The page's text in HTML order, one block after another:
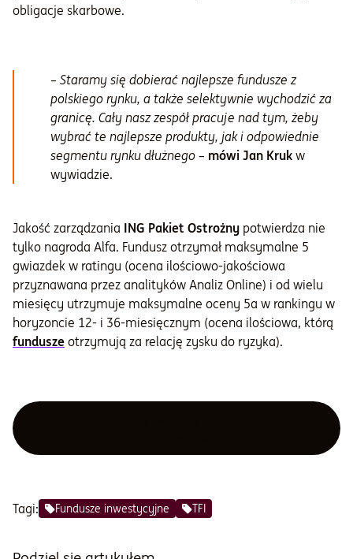
obligacje skarbowe.
– Staramy się dobierać najlepsze fundusze z
polskiego rynku, a także selektywnie wychodzić za
granicę. Cały nasz zespół pracuje nad tym, żeby
wybrać te najlepsze produkty, jak i odpowiednie
segmentu rynku dłużnego – mówi Jan Kruk w
wywiadzie.
Jakość zarządzania ING Pakiet Ostrożny potwierdza nie
tylko nagroda Alfa. Fundusz otrzymał maksymalne 5
gwiazdek w ratingu (ocena ilościowo-jakościowa
przyznawana przez analityków Analiz Online) i od wielu
miesięcy utrzymuje maksymalne oceny 5a w rankingu w
horyzoncie 12- i 36-miesięcznym (ocena ilościowa, którą
fundusze otrzymują za relację zysku do ryzyka).
Tagi: Fundusze inwestycyjne TFI